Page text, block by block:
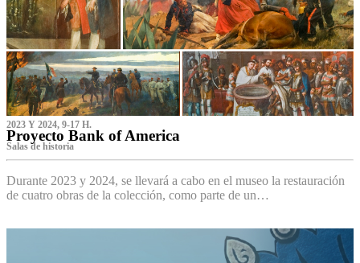
2023 Y 2024, 9-17 H.
Proyecto Bank of America
S‌alas de historia
Durante 2023 y 2024, se llevará a cabo en el museo la restauración
de cuatro obras de la colección, como parte de un…